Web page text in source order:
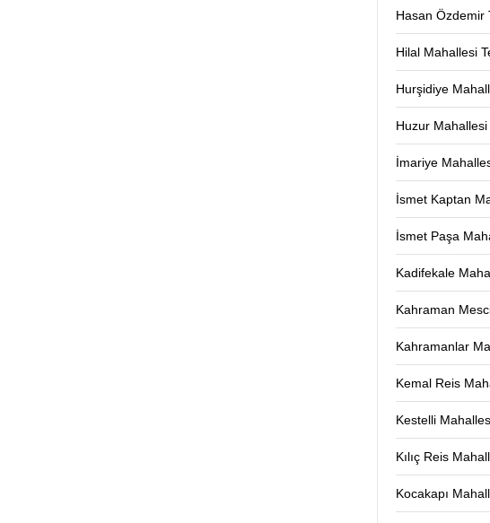
Hasan Özdemir
Hilal Mahallesi
Hurşidiye
Huzur Mahallesi
İmariye
İsmet Kaptan
İsmet Paşa
Kadifekale
Kahraman
Kahramanlar
Kemal Reis
Kestelli
Kılıç Reis
Kocakapı